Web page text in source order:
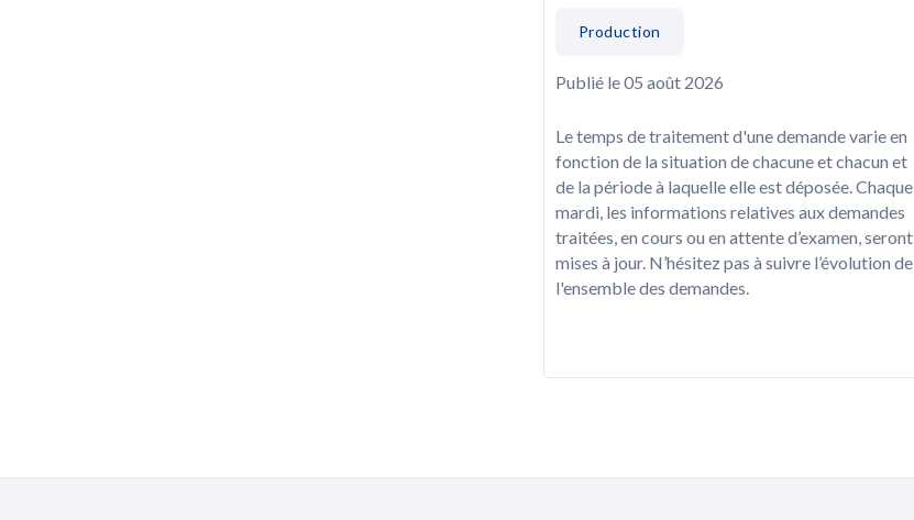
Production
Publié le 05 août 2026
Le temps de traitement d'une demande varie en
fonction de la situation de chacune et chacun et
de la période à laquelle elle est déposée. Chaque
mardi, les informations relatives aux demandes
traitées, en cours ou en attente d’examen, seront
mises à jour. N’hésitez pas à suivre l’évolution de
l'ensemble des demandes.